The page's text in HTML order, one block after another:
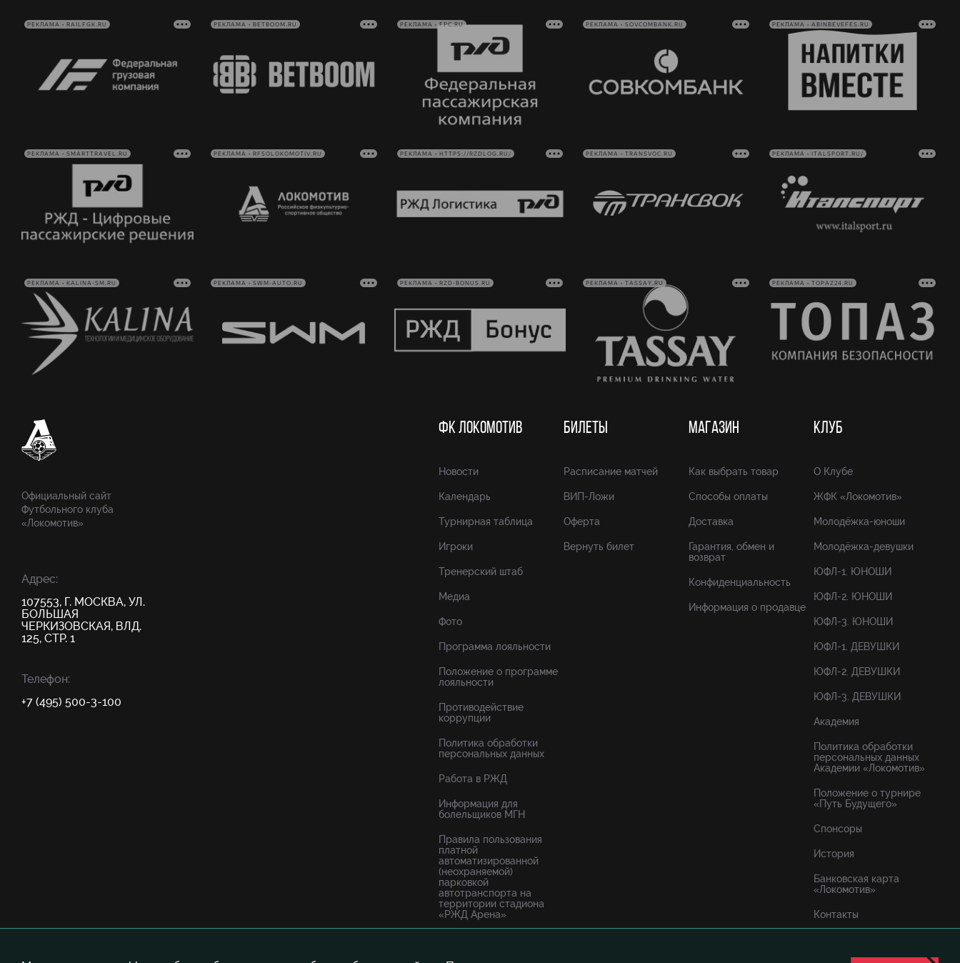
РЕКЛАМА • RAILFGK.RU РЕКЛАМА • BETBOOM.RU РЕКЛАМА • FPC.RU РЕКЛАМА • SOVCOMBANK.RU РЕКЛАМА • ABINBEVEFES.RU
РЕКЛАМА • SMARTTRAVEL.RU РЕКЛАМА • RFSOLOKOMOTIV.RU РЕКЛАМА • HTTPS://RZDLOG.RU/ РЕКЛАМА • TRANSVOC.RU РЕКЛАМА • ITALSPORT.RU/
РЕКЛАМА • KALINA-SM.RU РЕКЛАМА • SWM-AUTO.RU РЕКЛАМА • RZD-BONUS.RU РЕКЛАМА • TASSAY.RU РЕКЛАМА • TOPAZ24.RU
Официальный сайт
Футбольного клуба
«Локомотив»
Адрес:
107553, Г. МОСКВА, УЛ.
БОЛЬШАЯ
ЧЕРКИЗОВСКАЯ, ВЛД.
125, СТР. 1
Телефон:
+7 (495) 500-3-100
ФК ЛОКОМОТИВ
Новости
Календарь
Турнирная таблица
Игроки
Тренерский штаб
Медиа
Фото
Программа лояльности
Положение о программе
лояльности
Противодействие
коррупции
Политика обработки
персональных данных
Работа в РЖД
Информация для
болельщиков МГН
Правила пользования
платной
автоматизированной
(неохраняемой)
парковкой
автотранспорта на
территории стадиона
«РЖД Арена»
БИЛЕТЫ
Расписание матчей
ВИП-Ложи
Оферта
Вернуть билет
МАГАЗИН
Как выбрать товар
Способы оплаты
Доставка
Гарантия, обмен и
возврат
Конфиденциальность
Информация о продавце
КЛУБ
О Клубе
ЖФК «Локомотив»
Молодёжка-юноши
Молодёжка-девушки
ЮФЛ-1. ЮНОШИ
ЮФЛ-2. ЮНОШИ
ЮФЛ-3. ЮНОШИ
ЮФЛ-1. ДЕВУШКИ
ЮФЛ-2. ДЕВУШКИ
ЮФЛ-3. ДЕВУШКИ
Академия
Политика обработки
персональных данных
Академии «Локомотив»
Положение о турнире
«Путь Будущего»
Спонсоры
История
Банковская карта
«Локомотив»
Контакты